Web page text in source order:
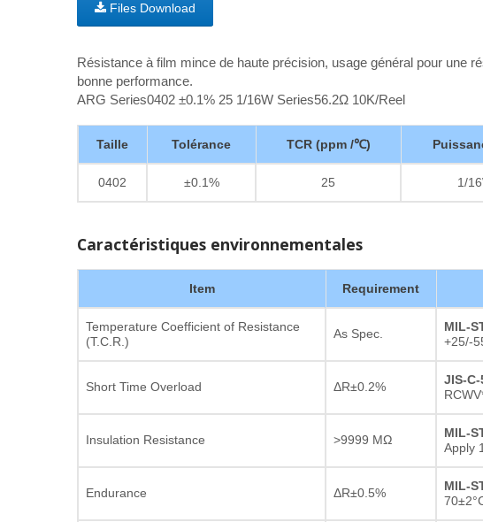
Files Download
Résistance à film mince de haute précision, usage général pour une
bonne performance.
ARG Series0402 ±0.1% 25 1/16W Series56.2Ω 10K/Reel
Taille Tolérance TCR (ppm /℃)
0402 ±0.1% 25 1/
Caractéristiques environnementales
Item Requirement
Temperature Coefficient of Resistance
(T.C.R.)
As Spec.
MIL-
+25/-
Short Time Overload ΔR±0.2%
JIS-
Insulation Resistance >9999 MΩ
MIL-
Apply
Endurance ΔR±0.5%
MIL-